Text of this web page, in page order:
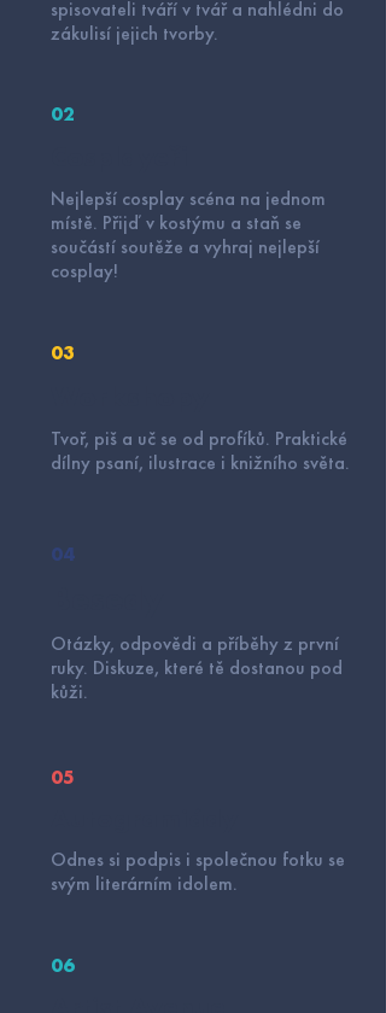
spisovateli tváří v tvář a nahlédni do
zákulisí jejich tvorby.
02
Nejlepší cosplay scéna na jednom
místě. Přijď v kostýmu a staň se
součástí soutěže a vyhraj nejlepší
cosplay!
03
Tvoř, piš a uč se od profíků. Praktické
dílny psaní, ilustrace i knižního světa.
04
Otázky, odpovědi a příběhy z první
ruky. Diskuze, které tě dostanou pod
kůži.
05
Odnes si podpis i společnou fotku se
svým literárním idolem.
06